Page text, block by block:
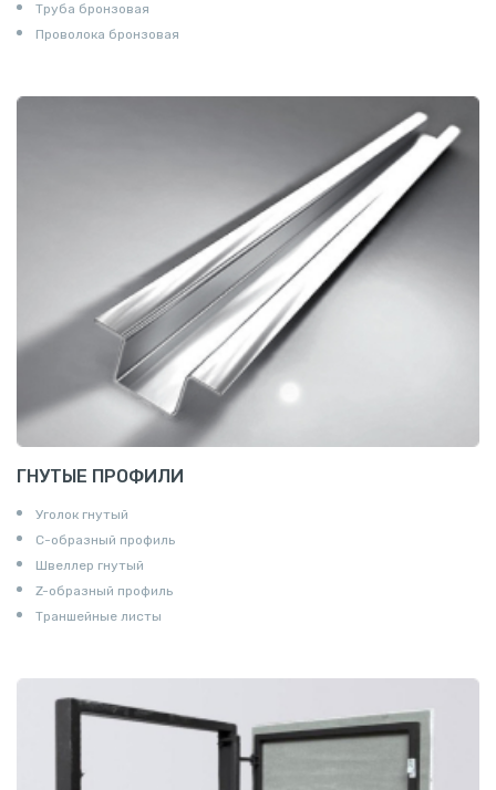
Труба бронзовая
Проволока бронзовая
ГНУТЫЕ ПРОФИЛИ
Уголок гнутый
С-образный профиль
Швеллер гнутый
Z-образный профиль
Траншейные листы